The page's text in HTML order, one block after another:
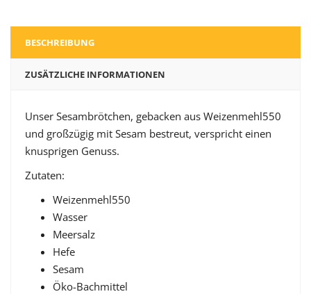
BESCHREIBUNG
ZUSÄTZLICHE INFORMATIONEN
Unser Sesambrötchen, gebacken aus Weizenmehl550
und großzügig mit Sesam bestreut, verspricht einen
knusprigen Genuss.
Zutaten:
Weizenmehl550
Wasser
Meersalz
Hefe
Sesam
Öko-Bachmittel